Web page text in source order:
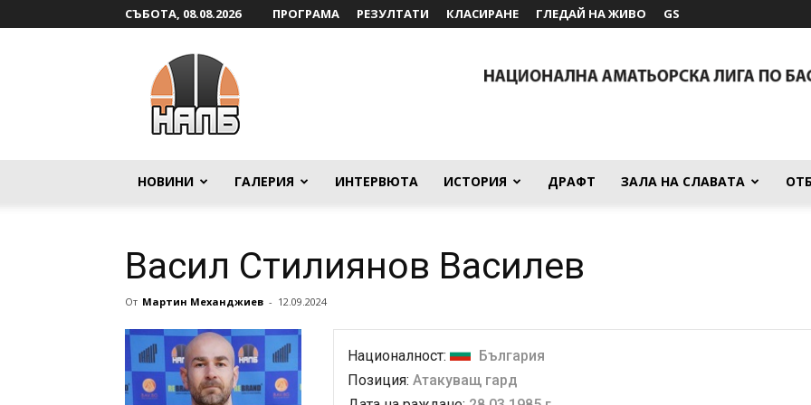
СЪБОТА, 08.08.2026 ПРОГРАМА РЕЗУЛТАТИ КЛАСИРАНЕ ГЛЕДАЙ НА ЖИВО GS
НОВИНИ ГАЛЕРИЯ ИНТЕРВЮТА ИСТОРИЯ ДРАФТ ЗАЛА НА СЛАВАТА
Васил Стилиянов Василев
От Мартин Механджиев - 12.09.2024
Националност:
България
Позиция: Атакуващ гард